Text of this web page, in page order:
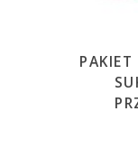
PAKIET